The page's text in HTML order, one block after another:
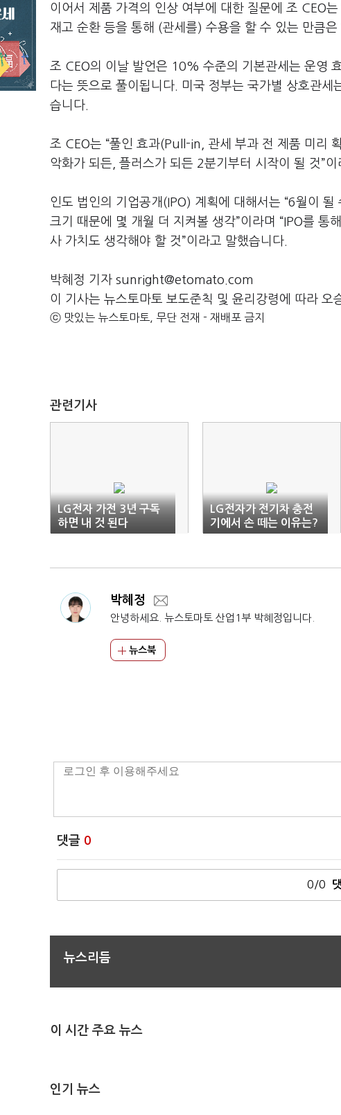
이어서 제품 가격의 인상 여부에 대한 질문에 조 CEO
재고 순환 등을 통해 (관세를) 수용을 할 수 있는 만큼
조 CEO의 이날 발언은 10% 수준의 기본관세는 운영
다는 뜻으로 풀이됩니다. 미국 정부는 국가별 상호관
습니다.
조 CEO는 “풀인 효과(Pull-in, 관세 부과 전 제품 미리
악화가 되든, 플러스가 되든 2분기부터 시작이 될 것”이
인도 법인의 기업공개(IPO) 계획에 대해서는 “6월이
크기 때문에 몇 개월 더 지켜볼 생각”이라며 “IPO를 통
사 가치도 생각해야 할 것”이라고 말했습니다.
박혜정 기자 sunright@etomato.com
이 기사는 뉴스토마토 보도준칙 및 윤리강령에 따라 오
ⓒ 맛있는 뉴스토마토, 무단 전재 - 재배포 금지
관련기사
LG전자 가전 3년 구독
하면 내 것 된다
LG전자가 전기차 충전
기에서 손 떼는 이유는?
박혜정
안녕하세요. 뉴스토마토 산업1부 박혜정입니다.
뉴스북
댓글 0
0/0
뉴스리듬
이 시간 주요 뉴스
인기 뉴스